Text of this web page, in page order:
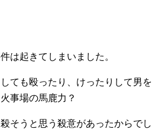
は起きてしまいました。
ても殴ったり、けったりして男を
事場の馬鹿力？
そうと思う殺意があったからでし